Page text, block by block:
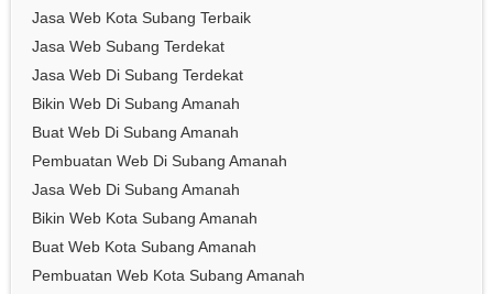
Jasa Web Kota Subang Terbaik
Jasa Web Subang Terdekat
Jasa Web Di Subang Terdekat
Bikin Web Di Subang Amanah
Buat Web Di Subang Amanah
Pembuatan Web Di Subang Amanah
Jasa Web Di Subang Amanah
Bikin Web Kota Subang Amanah
Buat Web Kota Subang Amanah
Pembuatan Web Kota Subang Amanah